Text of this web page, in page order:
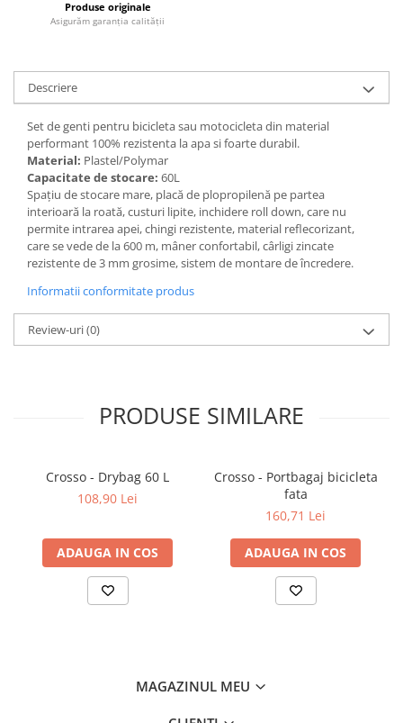
Genți și portbagaje de biciclete
Produse originale
Asigurăm garanția calității
Descriere
Set de genti pentru bicicleta sau motocicleta din material
performant 100% rezistenta la apa si foarte durabil.
Material: Plastel/Polymar
Capacitate de stocare: 60L
Spațiu de stocare mare, placă de plopropilenă pe partea
interioară la roată, custuri lipite, inchidere roll down, care nu
permite intrarea apei, chingi rezistente, material reflecorizant,
care se vede de la 600 m, mâner confortabil, cârligi zincate
rezistente de 3 mm grosime, sistem de montare de încredere.
Informatii conformitate produs
Review-uri(0)
PRODUSE SIMILARE
Crosso - Drybag 60 L
108,90 Lei
ADAUGA IN COS
Crosso - Portbagaj bicicleta
fata
160,71 Lei
ADAUGA IN COS
MAGAZINUL MEU